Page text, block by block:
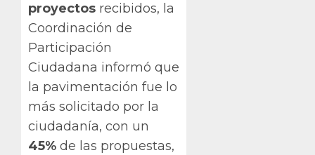
proyectos recibidos, la
Coordinación de
Participación
Ciudadana informó que
la pavimentación fue lo
más solicitado por la
ciudadanía, con un
45% de las propuestas,